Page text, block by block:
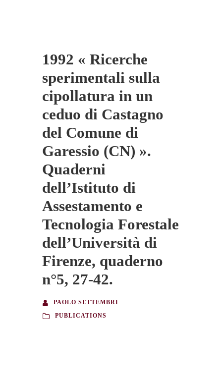
1992 « Ricerche
sperimentali sulla
cipollatura in un
ceduo di Castagno
del Comune di
Garessio (CN) ».
Quaderni
dell’Istituto di
Assestamento e
Tecnologia Forestale
dell’Università di
Firenze, quaderno
n°5, 27-42.
PAOLO SETTEMBRI
PUBLICATIONS